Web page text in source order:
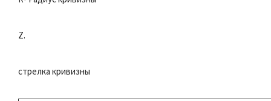
Z.
стрелка кривизны